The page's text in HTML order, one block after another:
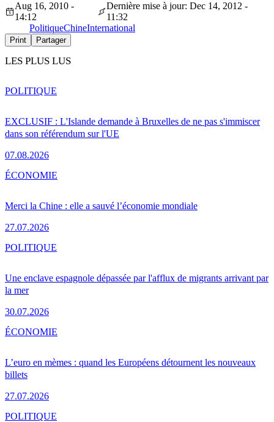
Aug 16, 2010 -
14:12
Dernière mise à jour: Dec 14, 2012 -
11:32
PolitiqueChineInternational
Print Partager
LES PLUS LUS
EXCLUSIF : L'Islande demande à Bruxelles de ne pas s'immiscer
dans son référendum sur l'UE
07.08.2026
POLITIQUE
Merci la Chine : elle a sauvé l’économie mondiale
27.07.2026
ÉCONOMIE
Une enclave espagnole dépassée par l'afflux de migrants arrivant par
la mer
30.07.2026
POLITIQUE
L’euro en mèmes : quand les Européens détournent les nouveaux
billets
27.07.2026
ÉCONOMIE
POLITIQUE